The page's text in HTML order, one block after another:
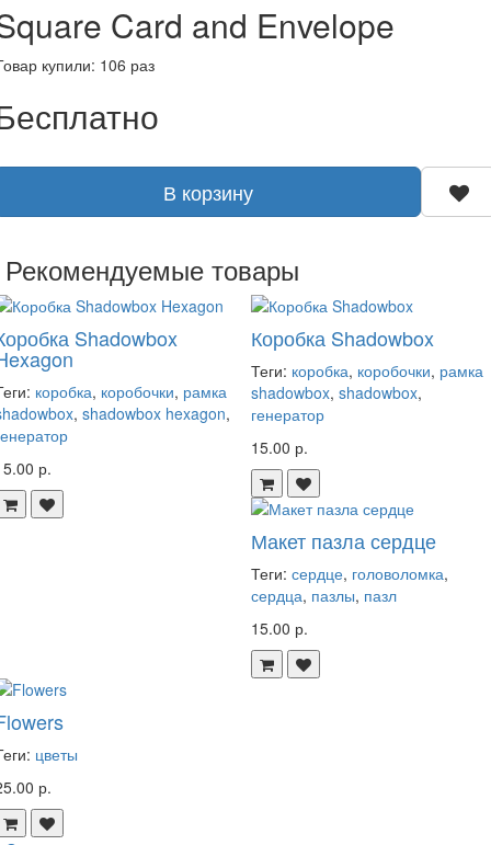
Card and Envelope
купили: 106 раз
В корзину
Рекомендуемые товары
Shadowbox
коробка, коробочки, рамка
, shadowbox hexagon,
р.
Коробка Shadowbox
Теги: коробка, коробочки, рамка
shadowbox, shadowbox,
генератор
15.00 р.
Макет пазла сердце
Теги: сердце, головоломка,
сердца, пазлы, пазл
15.00 р.
цветы
р.